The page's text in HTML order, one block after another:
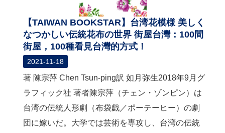
【TAIWAN BOOKSTAR】台湾花模様 美しく
なつかしい伝統花布の世界 街屋台灣：100間
街屋，100種看見台灣的方式！
2021-11-18
著 陳宗萍 Chen Tsun-ping訳 如月弥生2018年9月グ
ラフィック社 著者陳宗萍（チェン・ゾンピン）は
台湾の伝統人形劇（布袋戯／ポーテーヒー）の劇
団に嫁いだ。大学では芸術を専攻し、台湾の伝統